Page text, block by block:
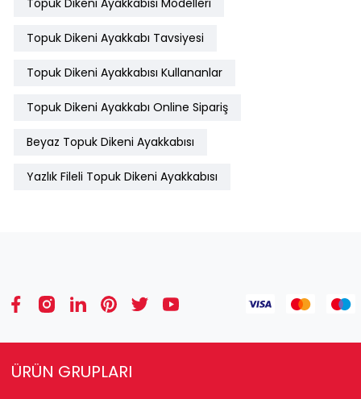
Topuk Dikeni Ayakkabısı Modelleri
Topuk Dikeni Ayakkabı Tavsiyesi
Topuk Dikeni Ayakkabısı Kullananlar
Topuk Dikeni Ayakkabı Online Sipariş
Beyaz Topuk Dikeni Ayakkabısı
Yazlık Fileli Topuk Dikeni Ayakkabısı
ÜRÜN GRUPLARI